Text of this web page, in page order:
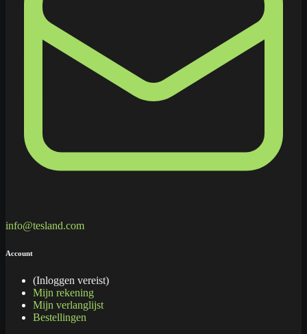
info@tesland.com
Account
(Inloggen vereist)
Mijn rekening
Mijn verlanglijst
Bestellingen